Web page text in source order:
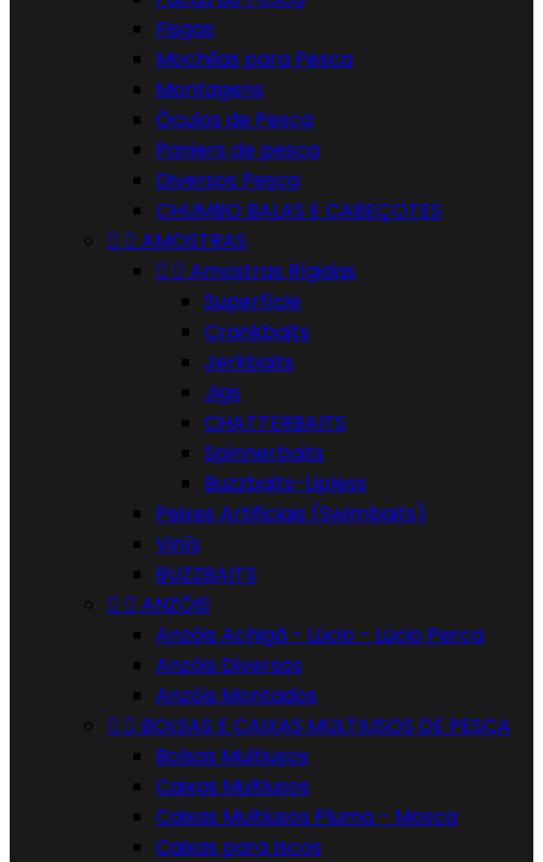
Fisgas
Mochilas para Pesca
Montagens
Óculos de Pesca
Paniers de pesca
Diversos Pesca
CHUMBO BALAS E CABEÇOTES
  AMOSTRAS
  Amostras Rígidas
Superfície
Crankbaits
Jerkbaits
Jigs
CHATTERBAITS
Spinnerbaits
Buzzbaits-Lipless
Peixes Artificiais (Swimbaits)
Vinís
BUZZBAITS
  ANZÓIS
Anzóis Achigã - Lúcio - Lúcio Perca
Anzóis Diversos
Anzóis Montados
  BOLSAS E CAIXAS MULTIUSOS DE PESCA
Bolsas Multiusos
Caixas Multiusos
Caixas Multiusos Pluma - Mosca
Caixas para Iscos